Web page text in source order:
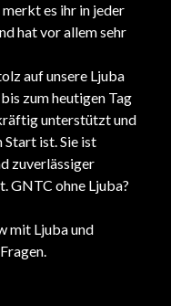
es ihr in jeder
hat vor allem sehr
auf unsere Ljuba
zum heutigen Tag
unterstützt und
Start ist. Sie ist
zuverlässiger
GNTC ohne Ljuba?
mit Ljuba und